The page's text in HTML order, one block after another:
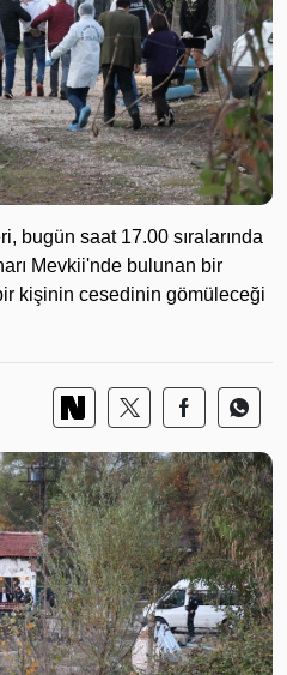
bugün saat 17.00 sıralarında
Mevkii'nde bulunan bir
kişinin cesedinin gömüleceği